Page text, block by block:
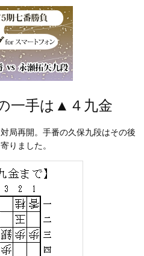
一手は▲４九金
局再開。手番の久保九段はその後
りました。